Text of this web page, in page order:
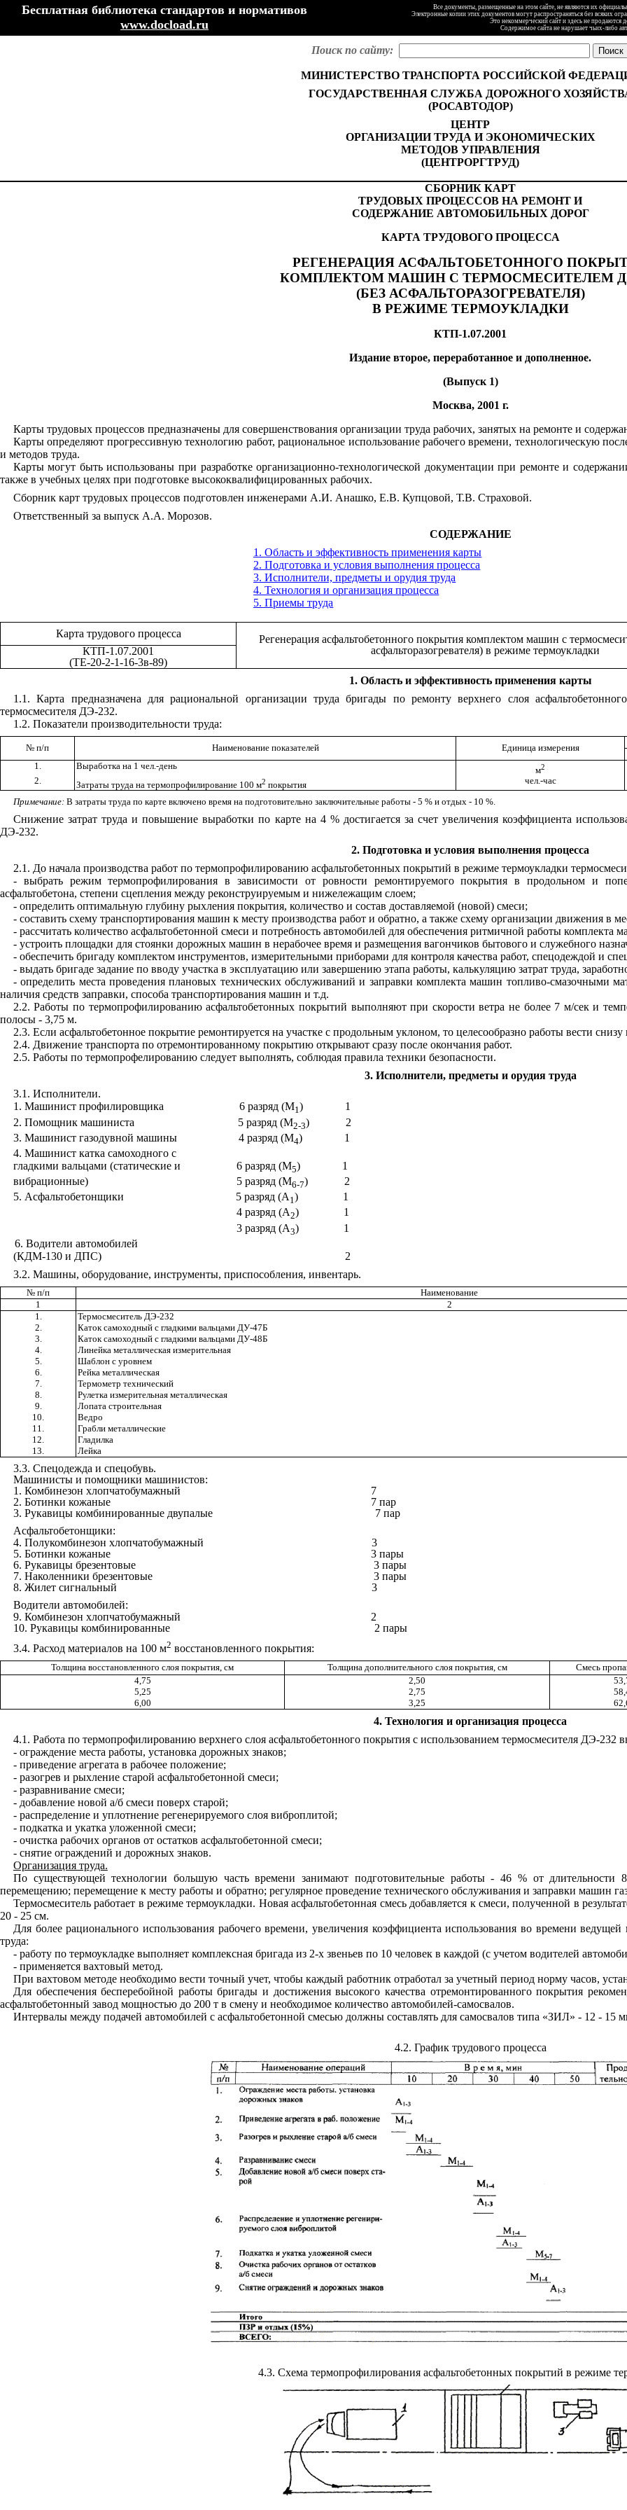
Бесплатная библиотека стандартов и нормативов
www.docload.ru
Все документы, размещенные на этом сайте, не являются их
Электронные копии этих документов могут распространяться без всяких
Это некоммерческий сайт и здесь не продаются
Содержимое сайта не нарушает чьих-либо
Поиск по сайту:
МИНИСТЕРСТВО ТРАНСПОРТА РОССИЙСКОЙ
ГОСУДАРСТВЕННАЯ СЛУЖБА ДОРОЖНОГО
(РОСАВТОДОР)
ЦЕНТР
ОРГАНИЗАЦИИ ТРУДА И ЭКОНОМИЧЕСКИХ
МЕТОДОВ УПРАВЛЕНИЯ
(ЦЕНТРОРГТРУД)
СБОРНИК КАРТ
ТРУДОВЫХ ПРОЦЕССОВ НА РЕМОНТ И
СОДЕРЖАНИЕ АВТОМОБИЛЬНЫХ ДОРОГ
КАРТА ТРУДОВОГО ПРОЦЕССА
РЕГЕНЕРАЦИЯ АСФАЛЬТОБЕТОННОГО
КОМПЛЕКТОМ МАШИН С ТЕРМОСМЕСИТЕЛЕМ
(БЕЗ АСФАЛЬТОРАЗОГРЕВАТЕЛЯ)
В РЕЖИМЕ ТЕРМОУКЛАДКИ
КТП-1.07.2001
Издание второе, переработанное и дополненное.
(Выпуск 1)
Москва, 2001 г.
Карты трудовых процессов предназначены для совершенствования организации труда рабочих, занятых на ремонте и
Карты определяют прогрессивную технологию работ, рациональное использование рабочего времени, технологическую
и методов труда.
Карты могут быть использованы при разработке организационно-технологической документации при ремонте и
также в учебных целях при подготовке высококвалифицированных рабочих.
Сборник карт трудовых процессов подготовлен инженерами А.И. Анашко, Е.В. Купцовой, Т.В. Страховой.
Ответственный за выпуск А.А. Морозов.
СОДЕРЖАНИЕ
1. Область и эффективность применения карты
2. Подготовка и условия выполнения процесса
3. Исполнители, предметы и орудия труда
4. Технология и организация процесса
5. Приемы труда
Карта трудового процесса
Регенерация асфальтобетонного покрытия комплектом машин с
асфальторазогревателя) в режиме термоукладки
КТП-1.07.2001
(ТЕ-20-2-1-16-3в-89)
1. Область и эффективность применения карты
1.1 . Карта предназначена для рациональной организации труда бригады по ремонту верхнего слоя
термосмесителя ДЭ-232.
1.2. Показатели производительности труда:
№ п/п Наименование показателей Единица измерения
1.
Выработка на 1 чел.-день м2
2.
Затраты труда на термопрофилирование 100 м2 покрытия чел.-час
Примечание: В затраты труда по карте включено время на подготовительно заключительные работы - 5 % и отдых - 10 %.
Снижение затрат труда и повышение выработки по карте на 4 % достигается за счет увеличения коэффициента
ДЭ-232.
2. Подготовка и условия выполнения процесса
2.1 . До начала производства работ по термопрофилированию асфальтобетонных покрытий в режиме термоукладки
- выбрать режим термопрофилирования в зависимости от ровности ремонтируемого покрытия в продольном и
асфальтобетона, степени сцепления между реконструируемым и нижележащим слоем;
- определить оптимальную глубину рыхления покрытия, количество и состав доставляемой (новой) смеси;
- составить схему транспортирования машин к месту производства работ и обратно, а также схему организации движения в
- рассчитать количество асфальтобетонной смеси и потребность автомобилей для обеспечения ритмичной работы комплекта
- устроить площадки для стоянки дорожных машин в нерабочее время и размещения вагончиков бытового и служебного
- обеспечить бригаду комплектом инструментов, измерительными приборами для контроля качества работ, спецодеждой и
- выдать бригаде задание по вводу участка в эксплуатацию или завершению этапа работы, калькуляцию затрат труда,
- определить места проведения плановых технических обслуживаний и заправки комплекта машин топливо-смазочными
наличия средств заправки, способа транспортирования машин и т.д.
2.2. Работы по термопрофилированию асфальтобетонных покрытий выполняют при скорости ветра не более 7 м/сек и
полосы - 3,75 м.
2.3. Если асфальтобетонное покрытие ремонтируется на участке с продольным уклоном, то целесообразно работы вести снизу
2.4. Движение транспорта по отремонтированному покрытию открывают сразу после окончания работ.
2.5. Работы по термопрофелированию следует выполнять, соблюдая правила техники безопасности.
3. Исполнители, предметы и орудия труда
3.1 . Исполнители.
1 . Машинист профилировщика 6 разряд (М1)
1
2. Помощник машиниста 5 разряд (М2-3)
2
3. Машинист газодувной машины 4 разряд (М4)
1
4. Машинист катка самоходного с
гладкими вальцами (статические и
6 разряд (М5)
1
вибрационные)
5 разряд (М6-7)
2
5. Асфальтобетонщики 5 разряд (А1)
1
4 разряд (А2)
1
3 разряд (А3)
1
6. Водители автомобилей
(КДМ-130 и ДПС)
2
3.2. Машины, оборудование, инструменты, приспособления, инвентарь.
№ п/п Наименование
1
2
1.
Термосмеситель ДЭ-232
2.
Каток самоходный с гладкими вальцами ДУ-47Б
3.
Каток самоходный с гладкими вальцами ДУ-48Б
4.
Линейка металлическая измерительная
5.
Шаблон с уровнем
6.
Рейка металлическая
7.
Термометр технический
8.
Рулетка измерительная металлическая
9.
Лопата строительная
10.
Ведро
11.
Грабли металлические
12.
Гладилка
13.
Лейка
3.3. Спецодежда и спецобувь.
Машинисты и помощники машинистов:
1 . Комбинезон хлопчатобумажный
7
2. Ботинки кожаные
7 пар
3. Рукавицы комбинированные двупалые
7 пар
Асфальтобетонщики:
4. Полукомбинезон хлопчатобумажный
3
5. Ботинки кожаные
3 пары
6. Рукавицы брезентовые
3 пары
7. Наколенники брезентовые
3 пары
8. Жилет сигнальный
3
Водители автомобилей:
9. Комбинезон хлопчатобумажный
2
10. Рукавицы комбинированные
2 пары
3.4. Расход материалов на 100 м2 восстановленного покрытия:
Толщина восстановленного слоя покрытия, см Толщина дополнительного слоя покрытия, см Смесь
4,75 2,50
5,25
2,75
6,00
3,25
4. Технология и организация процесса
4.1 . Работа по термопрофилированию верхнего слоя асфальтобетонного покрытия с использованием термосмесителя ДЭ-232
- ограждение места работы, установка дорожных знаков;
- приведение агрегата в рабочее положение;
- разогрев и рыхление старой асфальтобетонной смеси;
- разравнивание смеси;
- добавление новой а/б смеси поверх старой;
- распределение и уплотнение регенерируемого слоя виброплитой;
- подкатка и укатка уложенной смеси;
- очистка рабочих органов от остатков асфальтобетонной смеси;
- снятие ограждений и дорожных знаков.
Организация труда.
По существующей технологии большую часть времени занимают подготовительные работы - 46 % от
перемещению; перемещение к месту работы и обратно; регулярное проведение технического обслуживания и заправки машин
Термосмеситель работает в режиме термоукладки. Новая асфальтобетонная смесь добавляется к смеси, полученной в
20 - 25 см.
Для более рационального использования рабочего времени, увеличения коэффициента использования во времени
труда:
- работу по термоукладке выполняет комплексная бригада из 2-х звеньев по 10 человек в каждой (с учетом водителей
- применяется вахтовый метод.
При вахтовом методе необходимо вести точный учет, чтобы каждый работник отработал за учетный период норму часов,
Для обеспечения бесперебойной работы бригады и достижения высокого качества отремонтированного покрытия
асфальтобетонный завод мощностью до 200 т в смену и необходимое количество автомобилей-самосвалов.
Интервалы между подачей автомобилей с асфальтобетонной смесью должны составлять для самосвалов типа «ЗИЛ» - 12 -
4.2. График трудового процесса
4.3. Схема термопрофилирования асфальтобетонных покрытий в режиме